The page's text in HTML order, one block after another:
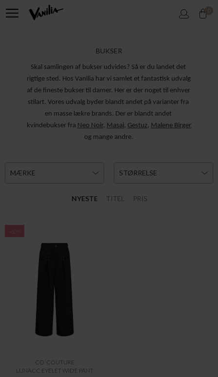
0
BUKSER
Skal samlingen af bukser udvides? Så er du landet det
rigtige sted. Hos Vanilia har vi samlet et fantastisk udvalg
af de fineste bukser til damer. Her er der noget til enhver
stilart. Vores udvalg byder blandt andet på varianter fra
en masse lækre brands. Der er blandt andet
kvindebukser fra Neo Noir, Masai, Gestuz, Malene Birger
og mange andre.
MÆRKE STØRRELSE
NYESTE TITEL PRIS
-60%
CO`COUTURE
LUNACC EYELET WIDE PANT